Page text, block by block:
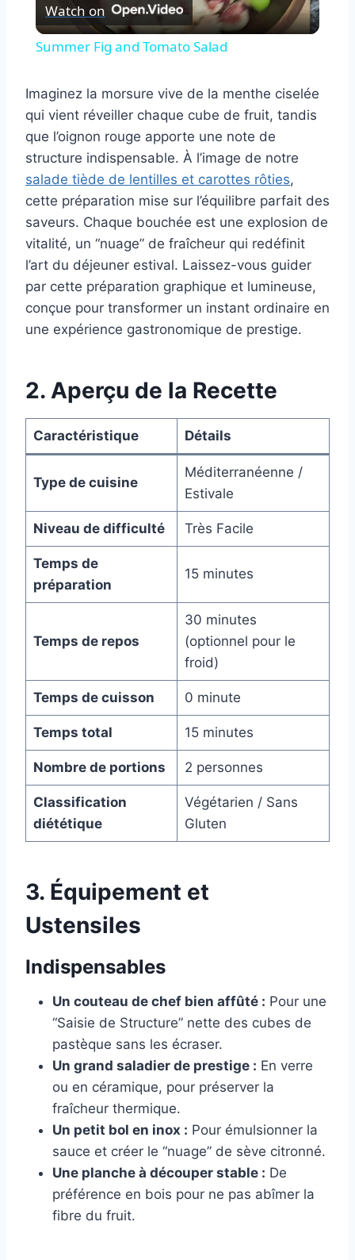
Video
Watch on
Summer Fig and Tomato Salad
Imaginez la morsure vive de la menthe ciselée
qui vient réveiller chaque cube de fruit, tandis
que l’oignon rouge apporte une note de
structure indispensable. À l’image de notre
salade tiède de lentilles et carottes rôties,
cette préparation mise sur l’équilibre parfait des
saveurs. Chaque bouchée est une explosion de
vitalité, un “nuage” de fraîcheur qui redéfinit
l’art du déjeuner estival. Laissez-vous guider
par cette préparation graphique et lumineuse,
conçue pour transformer un instant ordinaire en
une expérience gastronomique de prestige.
2. Aperçu de la Recette
Caractéristique Détails
Type de cuisine
Méditerranéenne /
Estivale
Niveau de difficulté Très Facile
Temps de
préparation
15 minutes
Temps de repos
30 minutes
(optionnel pour le
froid)
Temps de cuisson 0 minute
Temps total 15 minutes
Nombre de portions 2 personnes
Classification
diététique
Végétarien / Sans
Gluten
3. Équipement et
Ustensiles
Indispensables
Un couteau de chef bien affûté : Pour une
“Saisie de Structure” nette des cubes de
pastèque sans les écraser.
Un grand saladier de prestige : En verre
ou en céramique, pour préserver la
fraîcheur thermique.
Un petit bol en inox : Pour émulsionner la
sauce et créer le “nuage” de sève citronné.
Une planche à découper stable : De
préférence en bois pour ne pas abîmer la
fibre du fruit.